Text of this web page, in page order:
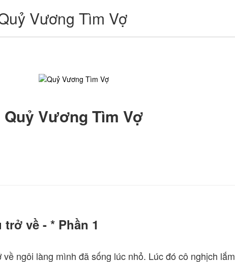
Vương Tìm Vợ
Quỷ Vương Tìm Vợ
về - * Phần 1
ngôi làng mình đã sống lúc nhỏ. Lúc đó cô nghịch